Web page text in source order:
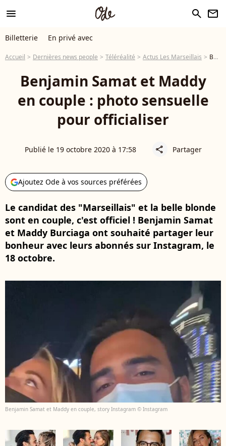
menu search newsletter
Billetterie En privé avec
Accueil Dernières news people Téléréalité Actus Les Marseillais Benjamin Samat et Maddy en couple : photo sensuelle pour officialiser
Benjamin Samat et Maddy
en couple : photo sensuelle
pour officialiser
Publié le 19 octobre 2020 à 17:58 share Partager
Ajoutez Ode à vos sources préférées
Le candidat des "Marseillais" et la belle blonde
sont en couple, c'est officiel ! Benjamin Samat
et Maddy Burciaga ont souhaité partager leur
bonheur avec leurs abonnés sur Instagram, le
18 octobre.
Benjamin Samat et Maddy en couple, story Instagram © Instagram